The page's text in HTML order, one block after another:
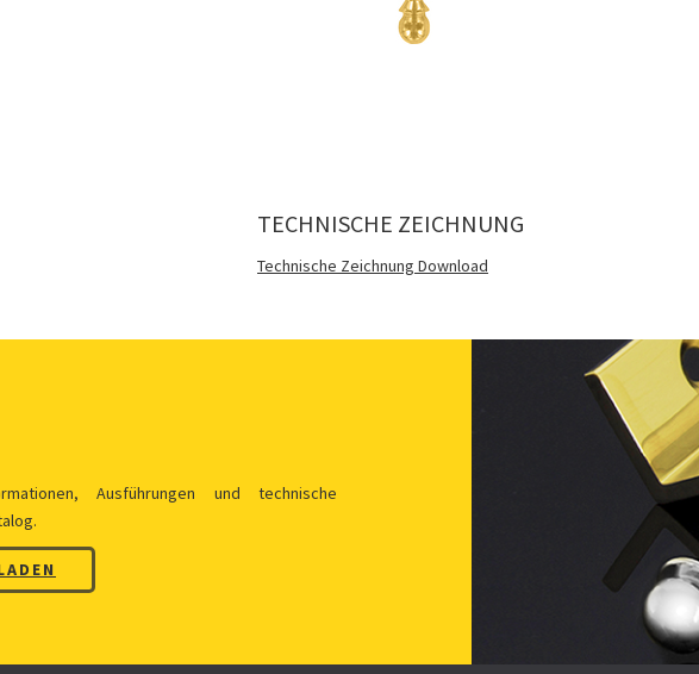
TECHNISCHE ZEICHNUNG
Technische Zeichnung Download
Ausführungen und technische